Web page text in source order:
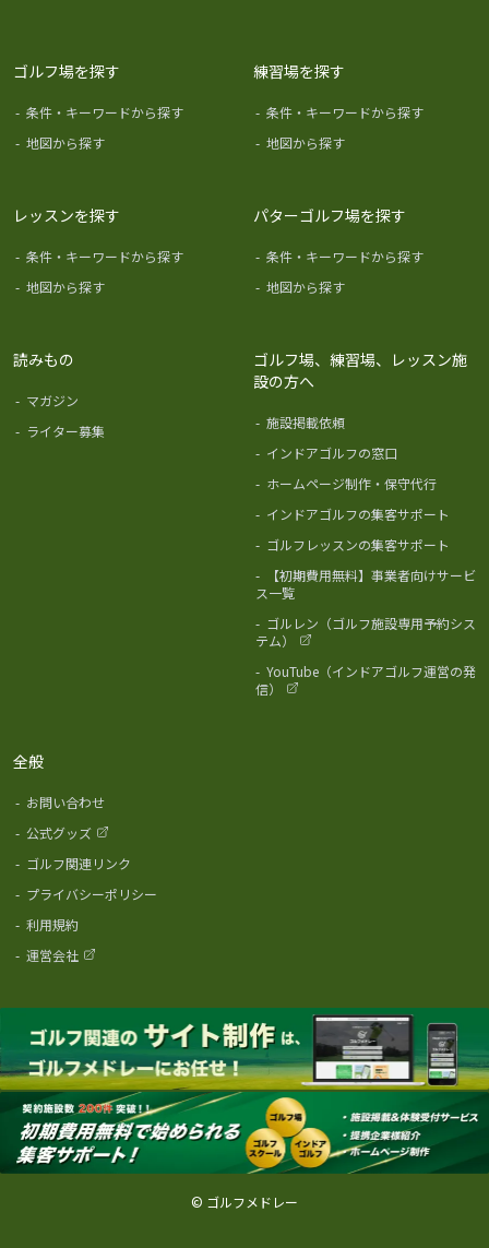
ゴルフ場を探す
- 条件・キーワードから探す
- 地図から探す
練習場を探す
- 条件・キーワードから探す
- 地図から探す
レッスンを探す
- 条件・キーワードから探す
- 地図から探す
パターゴルフ場を探す
- 条件・キーワードから探す
- 地図から探す
読みもの
- マガジン
- ライター募集
ゴルフ場、練習場、レッスン施
設の方へ
- 施設掲載依頼
- インドアゴルフの窓口
- ホームページ制作・保守代行
- インドアゴルフの集客サポート
- ゴルフレッスンの集客サポート
-
【初期費用無料】事業者向けサービ
ス一覧
- ゴルレン（ゴルフ施設専用予約シス
テム）
- YouTube（インドアゴルフ運営の発
信）
全般
- お問い合わせ
- 公式グッズ
- ゴルフ関連リンク
- プライバシーポリシー
- 利用規約
- 運営会社
© ゴルフメドレー